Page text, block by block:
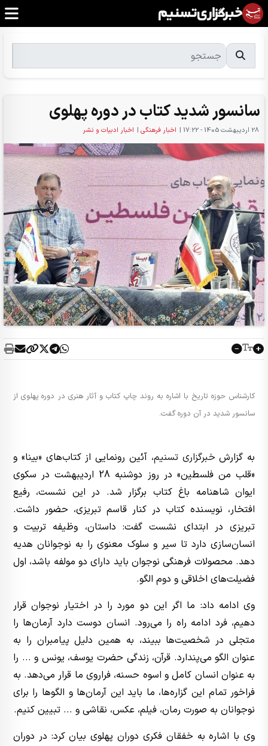
سانسور شدید کتاب در دوره پهلوی
28 ارديبهشت 1405 - 17:22 | اخبار فرهنگی | اخبار ادبیات و نشر
کارشناس حوزه تاریخ با اشاره به روند چاپ کتاب و آثار هنری در دوره پهلوی از
سانسور شدید در آن دوره گفت.
به گزارش خبرگزاری تسنیم، آئین رونمایی از کتاب‌های «بینا» و
«قلب من فلسطین» در روز دو‌شنبه 28 اردیبهشت در سکوی
ایوان شاهنامه باغ کتاب برگزار شد. در این نشست، رفیع
افتخار، نویسنده کتاب در کنار قاسم تبریزی، حضور داشت.
تبریزی در ابتدای نشست گفت: داستان، وظیفه تربیت و
انسان‌سازی دارد تا سیر و سلوک معنوی را به نوجوانان هدیه
دهد. محصولات فرهنگی نوجوان باید دارای دو مولفه باشد، اول
فضیلت‌های اخلاقی و دوم الگو.
وی ادامه داد: ما اگر این دو مورد را در اختیار نوجوان قرار
دهیم، فرد ادامه راه را می‌رود. انسان دوست دارد آرمان‌ها را
متجلی در شخصیت‌ها ببیند، به همین دلیل پیامبران را به
عنوان الگو می‌پندارد. قرآن، زندگی حضرت یوسف‌، یونس و ... را
به عنوان انسان کامل و اسوه حسنه، فراروی ما قرار می‌دهد. به
فراخور تمام این گزاره‌ها، ما باید این آرمان‌ها و الگوها را برای
نوجوانان به صورت رمان، فیلم، عکس، نقاشی و ... تبیین کنیم.
وی با اشاره به خفقان فکری دوران پهلوی بیان کرد: در دوران